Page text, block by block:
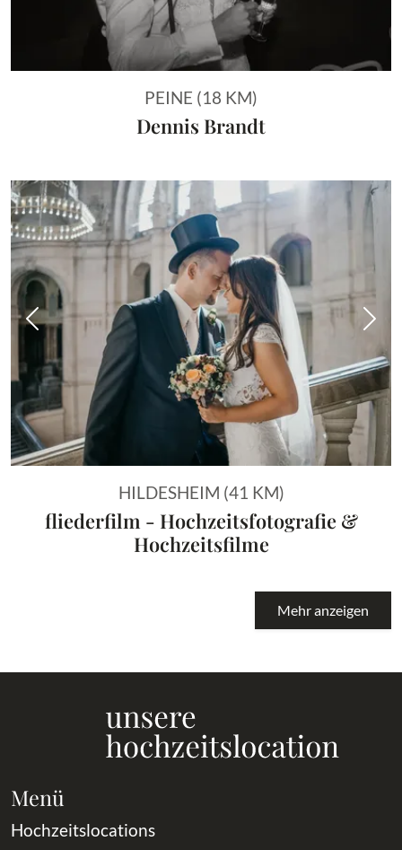
PEINE (18 KM)
Dennis Brandt
Vorheriges Bild
HILDESHEIM (41 KM)
fliederfilm - Hochzeitsfotografie &
Hochzeitsfilme
Mehr anzeigen
Menü
Hochzeitslocations